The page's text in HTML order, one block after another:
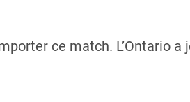
ce match. L’Ontario a